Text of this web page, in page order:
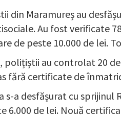
din Maramureș au
Au fost verificate
de peste 10.000 de lei.
polițiștii au controlat 20
fără certificate de
s-a desfășurat cu
6.000 de lei. Nouă